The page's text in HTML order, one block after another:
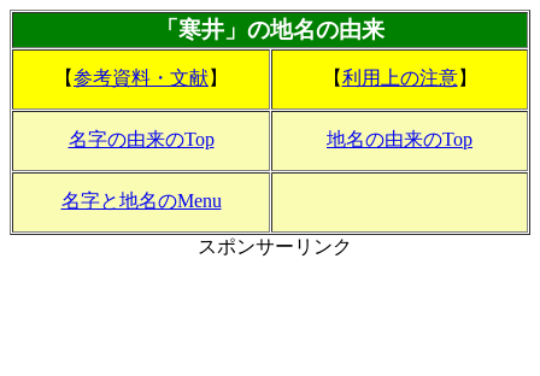
「寒井」の地名の由来
【参考資料・文献】 【利用上の注意】
名字の由来のTop 地名の由来のTop
名字と地名のMenu
スポンサーリンク